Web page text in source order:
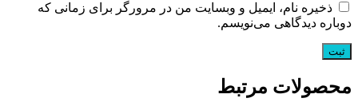
ذخیره نام، ایمیل و وبسایت من در مرورگر برای زمانی که
دوباره دیدگاهی می‌نویسم.
محصولات مرتبط